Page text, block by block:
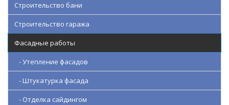
Строительство бани
Строительство гаража
Фасадные работы
- Утепление фасадов
- Штукатурка фасада
- Отделка сайдингом